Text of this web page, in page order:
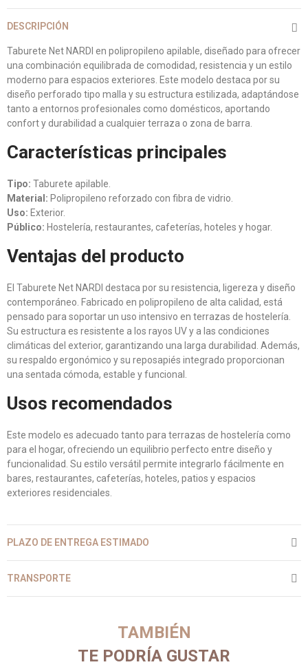
DESCRIPCIÓN
Taburete Net NARDI en polipropileno apilable, diseñado para ofrecer
una combinación equilibrada de comodidad, resistencia y un estilo
moderno para espacios exteriores. Este modelo destaca por su
diseño perforado tipo malla y su estructura estilizada, adaptándose
tanto a entornos profesionales como domésticos, aportando
confort y durabilidad a cualquier terraza o zona de barra.
Características principales
Tipo: Taburete apilable.
Material: Polipropileno reforzado con fibra de vidrio.
Uso: Exterior.
Público: Hostelería, restaurantes, cafeterías, hoteles y hogar.
Ventajas del producto
El Taburete Net NARDI destaca por su resistencia, ligereza y diseño
contemporáneo. Fabricado en polipropileno de alta calidad, está
pensado para soportar un uso intensivo en terrazas de hostelería.
Su estructura es resistente a los rayos UV y a las condiciones
climáticas del exterior, garantizando una larga durabilidad. Además,
su respaldo ergonómico y su reposapiés integrado proporcionan
una sentada cómoda, estable y funcional.
Usos recomendados
Este modelo es adecuado tanto para terrazas de hostelería como
para el hogar, ofreciendo un equilibrio perfecto entre diseño y
funcionalidad. Su estilo versátil permite integrarlo fácilmente en
bares, restaurantes, cafeterías, hoteles, patios y espacios
exteriores residenciales.
PLAZO DE ENTREGA ESTIMADO
TRANSPORTE
TAMBIÉN
TE PODRÍA GUSTAR